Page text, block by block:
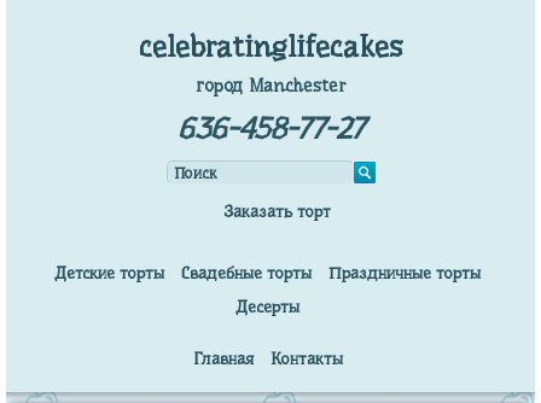
celebratinglifecakes
город Manchester
636-458-77-27
Заказать торт
Детские торты Свадебные торты
Праздничные торты
Десерты
Главная Контакты